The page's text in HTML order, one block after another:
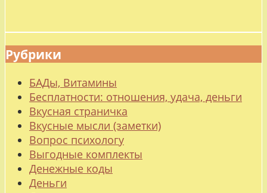
Рубрики
БАДы, Витамины
Бесплатности: отношения, удача, деньги
Вкусная страничка
Вкусные мысли (заметки)
Вопрос психологу
Выгодные комплекты
Денежные коды
Деньги